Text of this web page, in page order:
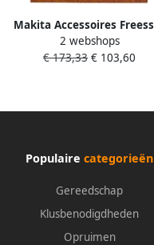
Makita Accessoires
6mm 12Dlg A-87921
2 webshops
€ 173,33 € 103,60
Populaire categorieën
Gereedschap
Klusbenodigdheden
Opruimen